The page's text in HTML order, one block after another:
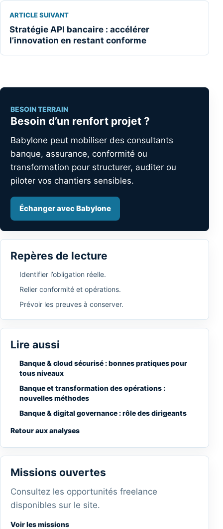
ARTICLE SUIVANT
Stratégie API bancaire : accélérer
l’innovation en restant conforme
BESOIN TERRAIN
Besoin d’un renfort projet ?
Babylone peut mobiliser des consultants
banque, assurance, conformité ou
transformation pour structurer, auditer ou
piloter vos chantiers sensibles.
Échanger avec Babylone
Repères de lecture
Identifier l’obligation réelle.
Relier conformité et opérations.
Prévoir les preuves à conserver.
Lire aussi
Banque & cloud sécurisé : bonnes pratiques pour
tous niveaux
Banque et transformation des opérations :
nouvelles méthodes
Banque & digital governance : rôle des dirigeants
Retour aux analyses
Missions ouvertes
Consultez les opportunités freelance
disponibles sur le site.
Voir les missions